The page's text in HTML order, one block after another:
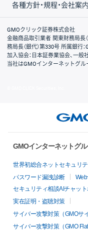
各種方針・規程・会社案内
取引規程・約款
サイトマップ
その他のご案内
個人情報保護方針
最良執行方針
サイトのご利用につ
ディスクレイマー
信託保全
リスク説明
会社案内
GMOクリック証券株式会社
金融商品取引業者 関東財務局長
務局長（銀代）第330号 所属銀行
加入協会：日本証券業協会、一
当社はGMOインターネットグル
GMOインターネットグ
世界初総合ネットセキュリ
パスワード漏洩診断
セキュリティ相談AIチャット
実在証明・盗聴対策
サイバー攻撃対策（GMOサ
サイバー攻撃対策（GMO